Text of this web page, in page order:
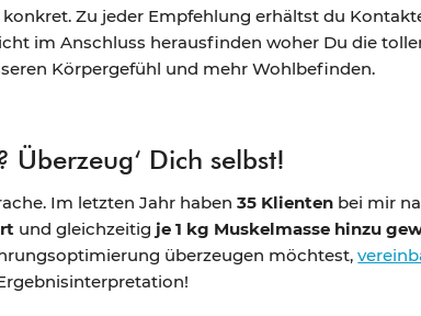
Zu jeder Empfehlung erhältst du
im Anschluss herausfinden woher Du die
Körpergefühl und mehr Wohlbefinden.
Dich selbst!
Im letzten Jahr haben35 Klienten bei mir
und gleichzeitig je 1 kg Muskelmasse hinzu
überzeugen möchtest,